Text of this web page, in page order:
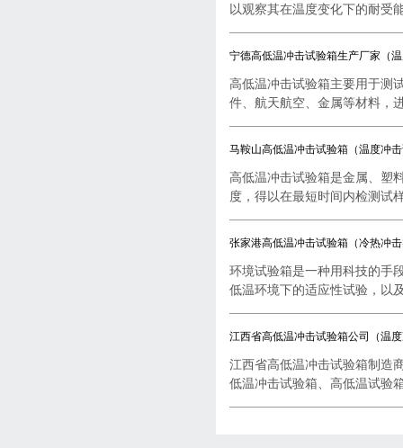
以观察其在温度变化下的耐受
宁德高低温冲击试验箱生产厂家（
高低温冲击试验箱主要用于测
件、航天航空、金属等材料，
马鞍山高低温冲击试验箱（温度冲
高低温冲击试验箱是金属、塑
度，得以在最短时间内检测试
张家港高低温冲击试验箱（冷热冲
环境试验箱是一种用科技的手
低温环境下的适应性试验，以
江西省高低温冲击试验箱公司（温
江西省高低温冲击试验箱制造
低温冲击试验箱、高低温试验